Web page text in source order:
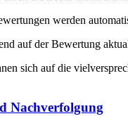
werden
auf der Bewertung
sich auf die
Nachverfolgung